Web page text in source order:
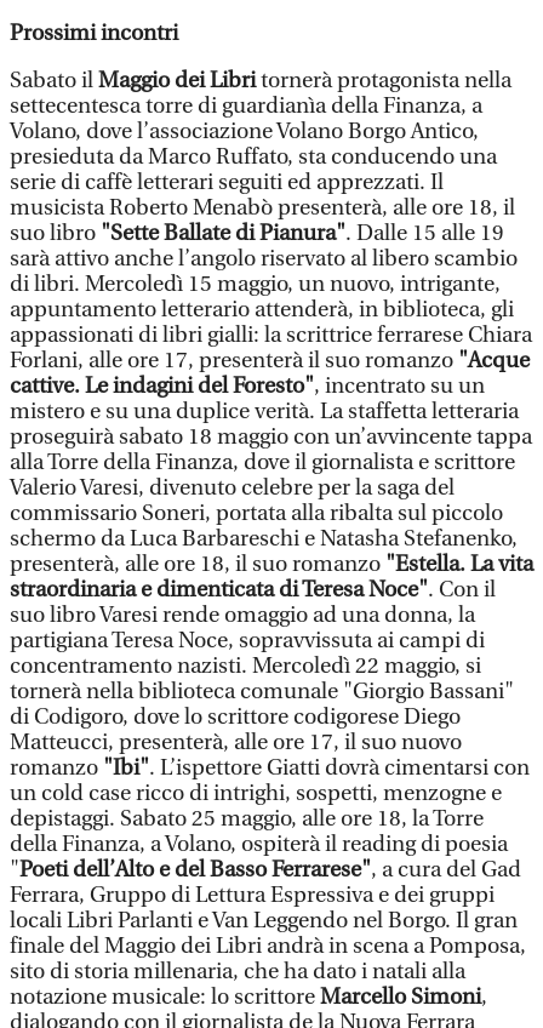
Prossimi incontri
Sabato ilMaggio dei Libritornerà protagonista nella
settecentesca torre di guardianìa della Finanza, a
Volano, dove l’associazione Volano Borgo Antico,
presieduta da Marco Ruffato, sta conducendo una
serie di caffè letterari seguiti ed apprezzati. Il
musicista Roberto Menabò presenterà, alle ore 18, il
suo libro "Sette Ballate di Pianura". Dalle 15 alle 19
sarà attivo anche l’angolo riservato al libero scambio
di libri. Mercoledì 15 maggio, un nuovo, intrigante,
appuntamento letterario attenderà, in biblioteca, gli
appassionati di libri gialli: la scrittrice ferrarese Chiara
Forlani, alle ore 17, presenterà il suo romanzo "Acque
cattive. Le indagini del Foresto", incentrato su un
mistero e su una duplice verità. La staffetta letteraria
proseguirà sabato 18 maggio con un’avvincente tappa
alla Torre della Finanza, dove il giornalista e scrittore
Valerio Varesi, divenuto celebre per la saga del
commissario Soneri, portata alla ribalta sul piccolo
schermo da Luca Barbareschi e Natasha Stefanenko,
presenterà, alle ore 18, il suo romanzo "Estella. La vita
straordinaria e dimenticata di Teresa Noce". Con il
suo libro Varesi rende omaggio ad una donna, la
partigiana Teresa Noce, sopravvissuta ai campi di
concentramento nazisti. Mercoledì 22 maggio, si
tornerà nella biblioteca comunale "Giorgio Bassani"
di Codigoro, dove lo scrittore codigorese Diego
Matteucci, presenterà, alle ore 17, il suo nuovo
romanzo "Ibi". L’ispettore Giatti dovrà cimentarsi con
un cold case ricco di intrighi, sospetti, menzogne e
depistaggi. Sabato 25 maggio, alle ore 18, la Torre
della Finanza, a Volano, ospiterà il reading di poesia
"Poeti dell’Alto e del Basso Ferrarese", a cura del Gad
Ferrara, Gruppo di Lettura Espressiva e dei gruppi
locali Libri Parlanti e Van Leggendo nel Borgo. Il gran
finale del Maggio dei Libri andrà in scena a Pomposa,
sito di storia millenaria, che ha dato i natali alla
notazione musicale: lo scrittoreMarcello Simoni,
dialogando con il giornalista de la Nuova Ferrara